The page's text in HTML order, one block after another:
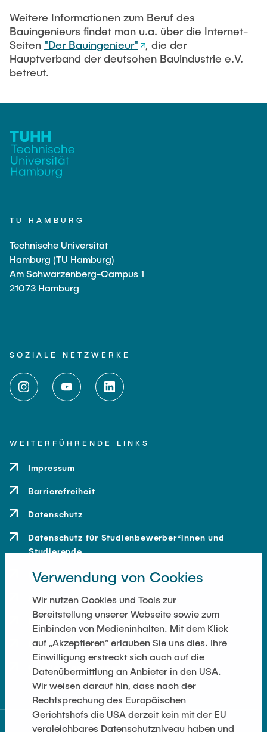
Weitere Informationen zum Beruf des
Bauingenieurs findet man u.a. über die Internet-
Seiten "Der Bauingenieur"
, die der
Hauptverband der deutschen Bauindustrie e.V.
betreut.
TU HAMBURG
Technische Universität
Hamburg (TU Hamburg)
Am Schwarzenberg-Campus 1
21073 Hamburg
SOZIALE NETZWERKE
WEITERFÜHRENDE LINKS
Impressum
Barrierefreiheit
Datenschutz
Datenschutz für Studienbewerber*innen und
Studierende
Kontakt
Anfahrt
Presse und Medien
Merchandise-Shop
Cookie-Einstellungen
Verwendung von Cookies
Wir nutzen Cookies und Tools zur
Bereitstellung unserer Webseite sowie zum
Einbinden von Medieninhalten. Mit dem Klick
auf „Akzeptieren“ erlauben Sie uns dies. Ihre
Einwilligung erstreckt sich auch auf die
Datenübermittlung an Anbieter in den USA.
Wir weisen darauf hin, dass nach der
Rechtsprechung des Europäischen
Gerichtshofs die USA derzeit kein mit der EU
vergleichbares Datenschutzniveau haben und